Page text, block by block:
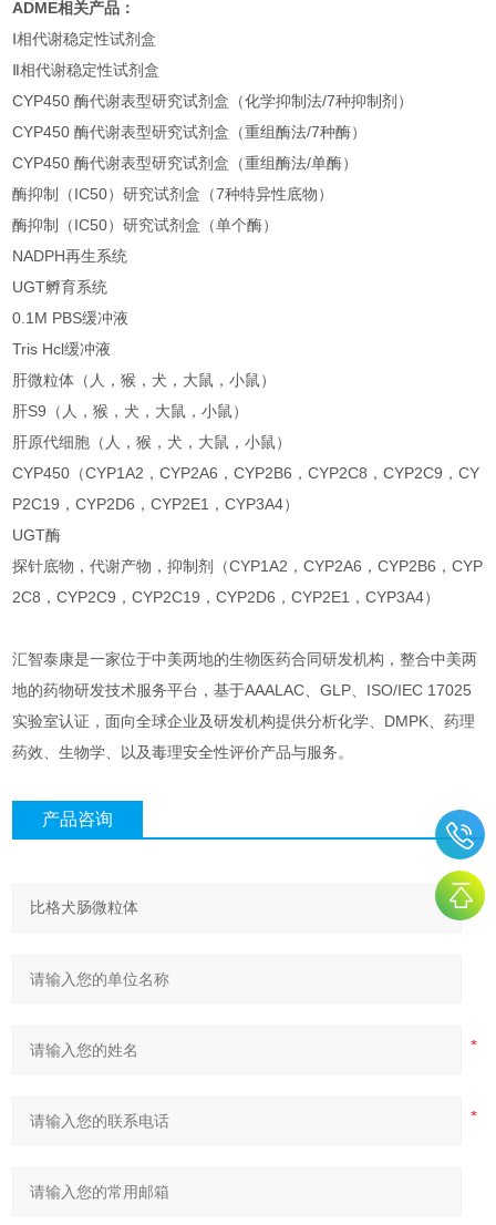
ADME相关产品：
Ⅰ相代谢稳定性试剂盒
Ⅱ相代谢稳定性试剂盒
CYP450 酶代谢表型研究试剂盒（化学抑制法/7种抑制剂）
CYP450 酶代谢表型研究试剂盒（重组酶法/7种酶）
CYP450 酶代谢表型研究试剂盒（重组酶法/单酶）
酶抑制（IC50）研究试剂盒（7种特异性底物）
酶抑制（IC50）研究试剂盒（单个酶）
NADPH再生系统
UGT孵育系统
0.1M PBS缓冲液
Tris Hcl缓冲液
肝微粒体（人，猴，犬，大鼠，小鼠）
肝S9（人，猴，犬，大鼠，小鼠）
肝原代细胞（人，猴，犬，大鼠，小鼠）
CYP450（CYP1A2，CYP2A6，CYP2B6，CYP2C8，CYP2C9，CY
P2C19，CYP2D6，CYP2E1，CYP3A4）
UGT酶
探针底物，代谢产物，抑制剂（CYP1A2，CYP2A6，CYP2B6，CYP
2C8，CYP2C9，CYP2C19，CYP2D6，CYP2E1，CYP3A4）
汇智泰康是一家位于中美两地的生物医药合同研发机构，整合中美两
地的药物研发技术服务平台，基于AAALAC、GLP、ISO/IEC 17025
实验室认证，面向全球企业及研发机构提供分析化学、DMPK、药理
药效、生物学、以及毒理安全性评价产品与服务。
产品咨询